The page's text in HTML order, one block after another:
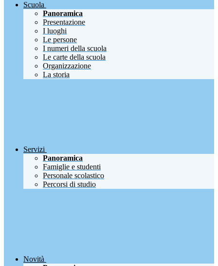
Scuola
Panoramica
Presentazione
I luoghi
Le persone
I numeri della scuola
Le carte della scuola
Organizzazione
La storia
Servizi
Panoramica
Famiglie e studenti
Personale scolastico
Percorsi di studio
Novità